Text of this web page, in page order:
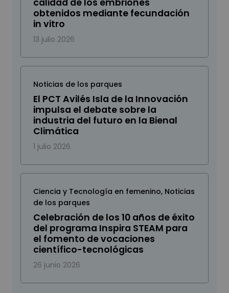
calidad de los embriones
obtenidos mediante fecundación
in vitro
13 julio 2026
Noticias de los parques
El PCT Avilés Isla de la Innovación
impulsa el debate sobre la
industria del futuro en la Bienal
Climática
1 julio 2026
Ciencia y Tecnología en femenino, Noticias
de los parques
Celebración de los 10 años de éxito
del programa Inspira STEAM para
el fomento de vocaciones
científico-tecnológicas
26 junio 2026